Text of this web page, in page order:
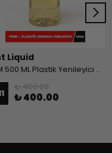
Liquid
TRIM 500 ML Plastik Yenileyici Parlatıcı Onarıcı
₺ 450.00
₺ 400.00